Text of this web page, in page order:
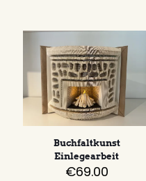
Buchfaltkunst
Einlegearbeit
€69.00